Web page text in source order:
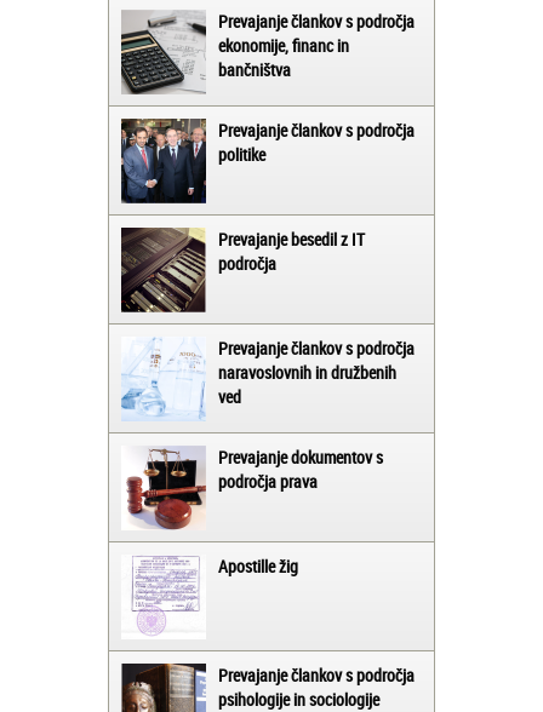
Prevajanje člankov s področja
ekonomije, financ in
bančništva
Prevajanje člankov s področja
politike
Prevajanje besedil z IT
področja
Prevajanje člankov s področja
naravoslovnih in družbenih
ved
Prevajanje dokumentov s
področja prava
Apostille žig
Prevajanje člankov s področja
psihologije in sociologije